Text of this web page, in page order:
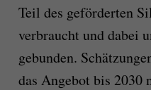
Teil des geförderten
verbraucht und dabei
gebunden.
das Angebot bis 2030